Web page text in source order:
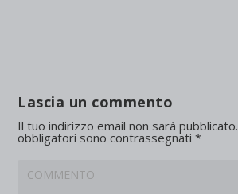
Lascia un commento
Il tuo indirizzo email non sarà pubblicato.
obbligatori sono contrassegnati*